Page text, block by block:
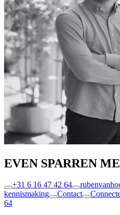
EVEN SPARREN
+31 6 16 47 42 64
kennismaking
Contact
64